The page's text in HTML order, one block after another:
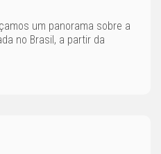
um panorama sobre a
no Brasil, a partir da